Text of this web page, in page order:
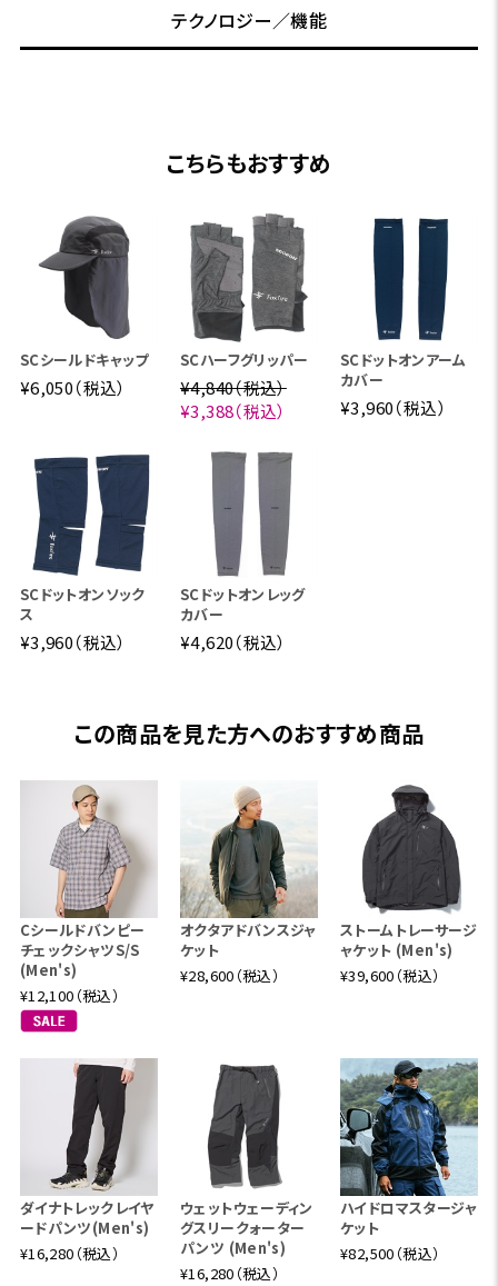
テクノロジー／機能
こちらもおすすめ
SCシールドキャップ
¥6,050（税込）
SCハーフグリッパー
¥4,840（税込）
¥3,388（税込）
SCドットオンアーム
カバー
¥3,960（税込）
SCドットオンソック
ス
¥3,960（税込）
SCドットオンレッグ
カバー
¥4,620（税込）
この商品を見た方へのおすすめ商品
Cシールドバンピー
チェックシャツS/S
(Men's)
¥12,100（税込）
オクタアドバンスジャ
ケット
¥28,600（税込）
ストームトレーサージ
ャケット (Men's)
¥39,600（税込）
ダイナトレックレイヤ
ードパンツ(Men's)
¥16,280（税込）
ウェットウェーディン
グスリークォーター
パンツ (Men's)
¥16,280（税込）
ハイドロマスタージャ
ケット
¥82,500（税込）